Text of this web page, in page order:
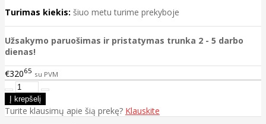
Turimas kiekis: šiuo metu turime prekyboje
Užsakymo paruošimas ir pristatymas trunka 2 - 5 darbo
dienas!
€32065 su PVM
Turite klausimų apie šią prekę? Klauskite